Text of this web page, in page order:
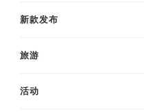
新款发布
旅游
活动